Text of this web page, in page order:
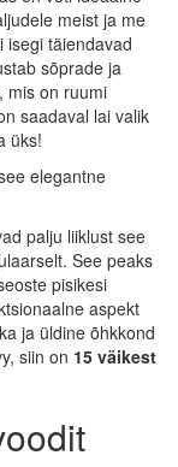
meist ja me
isegi täiendavad
sõprade ja
mis on ruumi
saadaval lai valik
üks!
palju liiklust see
See peaks
pisikesi
aspekt
ja üldine õhkkond
siin on 15 väikest